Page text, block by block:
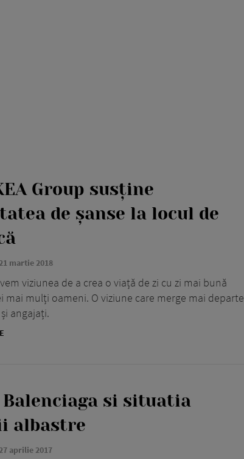
Group susține
de șanse la locul de
21 martie 2018
viziunea de a crea o viață de zi cu zi mai bună
mai mulți oameni. O viziune care merge mai departe
angajați.
Balenciaga si situatia
albastre
27 aprilie 2017